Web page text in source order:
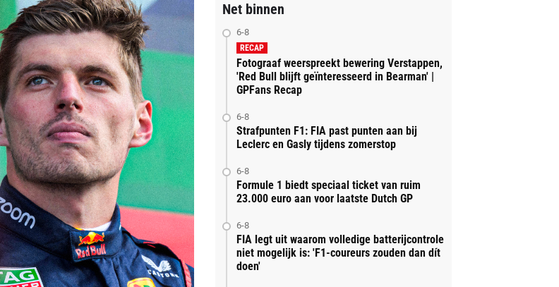
Net binnen
6-8
RECAP
Fotograaf weerspreekt bewering Verstappen,
'Red Bull blijft geïnteresseerd in Bearman' |
GPFans Recap
6-8
Strafpunten F1: FIA past punten aan bij
Leclerc en Gasly tijdens zomerstop
6-8
Formule 1 biedt speciaal ticket van ruim
23.000 euro aan voor laatste Dutch GP
6-8
FIA legt uit waarom volledige batterijcontrole
niet mogelijk is: 'F1-coureurs zouden dan dít
doen'